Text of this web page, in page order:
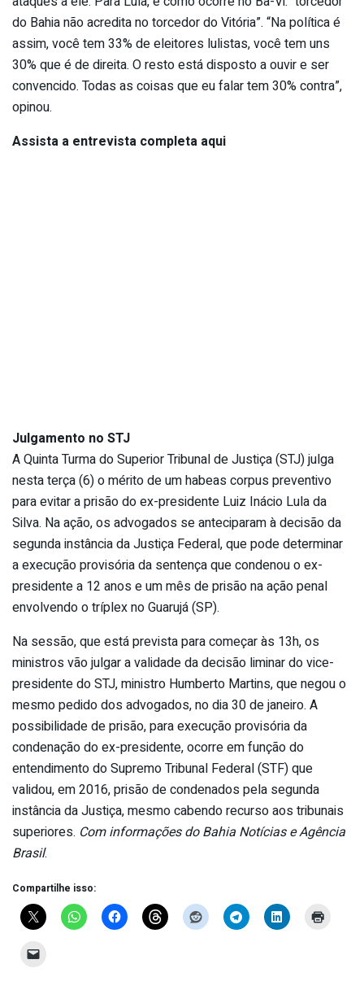
do Bahia não acredita no torcedor do Vitória”. “Na política é
assim, você tem 33% de eleitores lulistas, você tem uns
30% que é de direita. O resto está disposto a ouvir e ser
convencido. Todas as coisas que eu falar tem 30% contra”,
opinou.
Assista a entrevista completa aqui
Julgamento no STJ
A Quinta Turma do Superior Tribunal de Justiça (STJ) julga
nesta terça (6) o mérito de um habeas corpus preventivo
para evitar a prisão do ex-presidente Luiz Inácio Lula da
Silva. Na ação, os advogados se anteciparam à decisão da
segunda instância da Justiça Federal, que pode determinar
a execução provisória da sentença que condenou o ex-
presidente a 12 anos e um mês de prisão na ação penal
envolvendo o tríplex no Guarujá (SP).
Na sessão, que está prevista para começar às 13h, os
ministros vão julgar a validade da decisão liminar do vice-
presidente do STJ, ministro Humberto Martins, que negou o
mesmo pedido dos advogados, no dia 30 de janeiro. A
possibilidade de prisão, para execução provisória da
condenação do ex-presidente, ocorre em função do
entendimento do Supremo Tribunal Federal (STF) que
validou, em 2016, prisão de condenados pela segunda
instância da Justiça, mesmo cabendo recurso aos tribunais
superiores. Com informações do Bahia Notícias e Agência
Brasil.
Compartilhe isso: